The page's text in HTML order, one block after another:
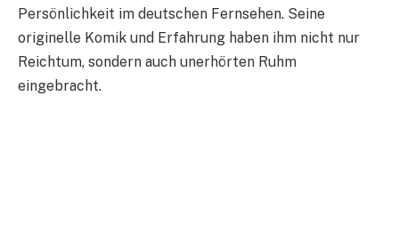
Persönlichkeit im deutschen Fernsehen. Seine
originelle Komik und Erfahrung haben ihm nicht nur
Reichtum, sondern auch unerhörten Ruhm
eingebracht.